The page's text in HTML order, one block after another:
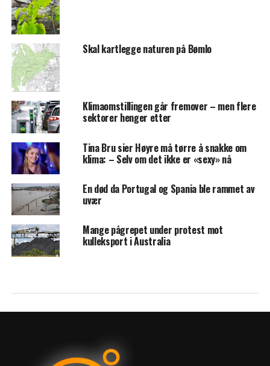
Skal kartlegge naturen på Bømlo
Klimaomstillingen går fremover – men flere
sektorer henger etter
Tina Bru sier Høyre må tørre å snakke om
klima: – Selv om det ikke er «sexy» nå
En død da Portugal og Spania ble rammet av
uvær
Mange pågrepet under protest mot
kulleksport i Australia